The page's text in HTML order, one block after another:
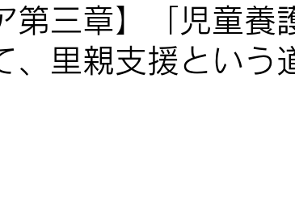
gotoブログ nakaブログ
第三章】「児童養
、里親支援という